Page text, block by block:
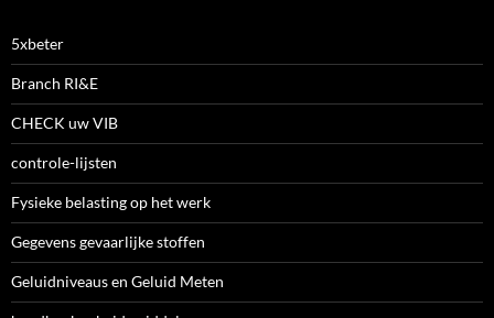
5xbeter
Branch RI&E
CHECK uw VIB
controle-lijsten
Fysieke belasting op het werk
Gegevens gevaarlijke stoffen
Geluidniveaus en Geluid Meten